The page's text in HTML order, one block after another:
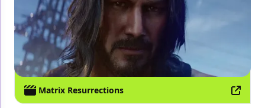
Matrix Resurrections